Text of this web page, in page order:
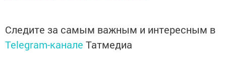
Следите за самым важным и интересным в
Telegram-канале Татмедиа